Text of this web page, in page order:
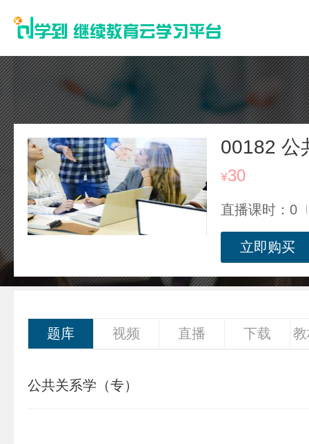
00182 公
¥30
直播课时：0
立即购买
题库 视频 直播 下载
公共关系学（专）